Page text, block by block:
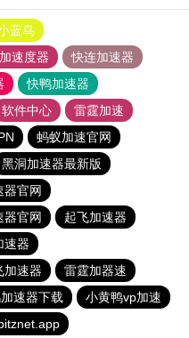
蓝鸟
速度器
快连加速器
快鸭加速器
软件中心
雷霆加速
蚂蚁加速官网
黑洞加速器最新版
器官网
器官网
起飞加速器
速器
加速器
雷霆加器速
速器下载
小黄鸭vp加速